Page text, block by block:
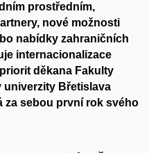
prostředním,
nové možnosti
nabídky zahraničních
internacionalizace
děkana Fakulty
Břetislava
za sebou první rok svého